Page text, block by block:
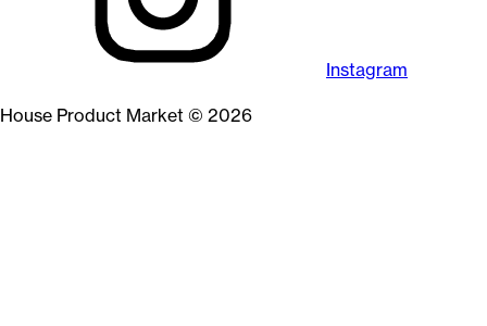
Instagram
House Product Market © 2026